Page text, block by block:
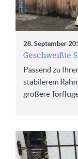
28. September
Geschweißte
Passend zu
stabilerem
größere